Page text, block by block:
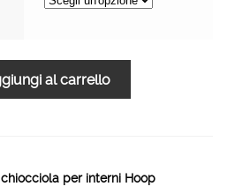
al carrello
per interni Hoop